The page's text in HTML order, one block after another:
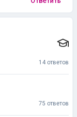
14 ответов
75 ответов